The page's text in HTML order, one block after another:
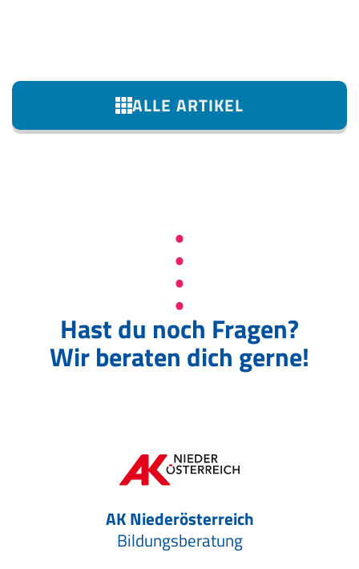
ALLE ARTIKEL
Hast du noch Fragen?
Wir beraten dich gerne!
AK Niederösterreich
Bildungsberatung